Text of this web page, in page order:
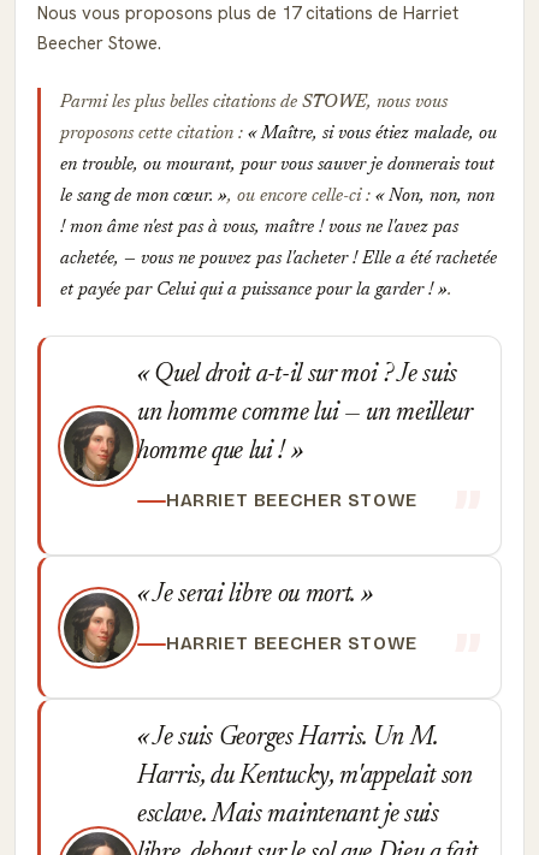
Nous vous proposons plus de 17 citations de Harriet
Beecher Stowe.
Parmi les plus belles citations de STOWE, nous vous
proposons cette citation :
Maître, si vous étiez malade, ou
en trouble, ou mourant, pour vous sauver je donnerais tout
le sang de mon cœur.
, ou encore celle-ci :
Non, non, non
! mon âme n'est pas à vous, maître ! vous ne l'avez pas
achetée, — vous ne pouvez pas l'acheter ! Elle a été rachetée
et payée par Celui qui a puissance pour la garder !
.
Quel droit a-t-il sur moi ? Je suis
un homme comme lui — un meilleur
homme que lui !
HARRIET BEECHER STOWE
Je serai libre ou mort.
HARRIET BEECHER STOWE
Je suis Georges Harris. Un M.
Harris, du Kentucky, m'appelait son
esclave. Mais maintenant je suis